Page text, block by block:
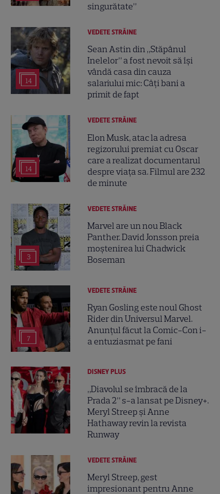
singurătate”
14
VEDETE STRĂINE
Sean Astin din „Stăpânul
Inelelor” a fost nevoit să își
vândă casa din cauza
salariului mic: Câți bani a
primit de fapt
14
VEDETE STRĂINE
Elon Musk, atac la adresa
regizorului premiat cu Oscar
care a realizat documentarul
despre viața sa. Filmul are 232
de minute
3
VEDETE STRĂINE
Marvel are un nou Black
Panther. David Jonsson preia
moștenirea lui Chadwick
Boseman
7
VEDETE STRĂINE
Ryan Gosling este noul Ghost
Rider din Universul Marvel.
Anunțul făcut la Comic-Con i-
a entuziasmat pe fani
DISNEY PLUS
„Diavolul se îmbracă de la
Prada 2” s-a lansat pe Disney+.
Meryl Streep și Anne
Hathaway revin la revista
Runway
VEDETE STRĂINE
Meryl Streep, gest
impresionant pentru Anne